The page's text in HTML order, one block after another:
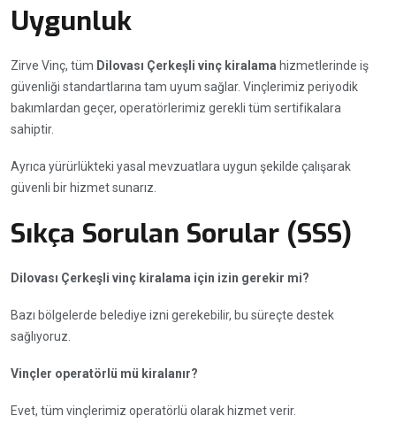
Uygunluk
Zirve Vinç, tüm Dilovası Çerkeşli vinç kiralama hizmetlerinde iş
güvenliği standartlarına tam uyum sağlar. Vinçlerimiz periyodik
bakımlardan geçer, operatörlerimiz gerekli tüm sertifikalara
sahiptir.
Ayrıca yürürlükteki yasal mevzuatlara uygun şekilde çalışarak
güvenli bir hizmet sunarız.
Sıkça Sorulan Sorular (SSS)
Dilovası Çerkeşli vinç kiralama için izin gerekir mi?
Bazı bölgelerde belediye izni gerekebilir, bu süreçte destek
sağlıyoruz.
Vinçler operatörlü mü kiralanır?
Evet, tüm vinçlerimiz operatörlü olarak hizmet verir.